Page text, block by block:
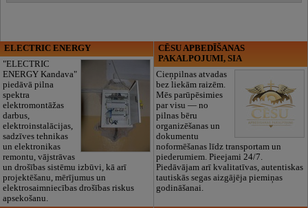
ELECTRIC ENERGY
"ELECTRIC
ENERGY Kandava"
piedāvā pilna
spektra
elektromontāžas
darbus,
elektroinstalācijas,
sadzīves tehnikas
un elektronikas
remontu, vājstrāvas
un drošības sistēmu izbūvi, kā arī
projektēšanu, mērījumus un
elektrosaimniecības drošības riskus
apsekošanu.
CĒSU APBEDĪŠANAS
PAKALPOJUMI, SIA
Cieņpilnas atvadas
bez liekām raizēm.
Mēs parūpēsimies
par visu — no
pilnas bēru
organizēšanas un
dokumentu
noformēšanas līdz transportam un
piederumiem. Pieejami 24/7.
Piedāvājam arī kvalitatīvas, autentiskas
tautiskās segas aizgājēja piemiņas
godināšanai.